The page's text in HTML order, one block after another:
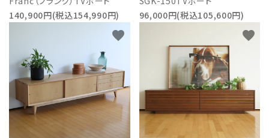
140,900円(税込154,990円)
96,000円(税込105,600円)
favorite favorite